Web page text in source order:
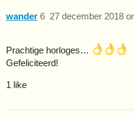
wander 27 december 2018
6
Prachtige horloges…
Gefeliciteerd!
1 like